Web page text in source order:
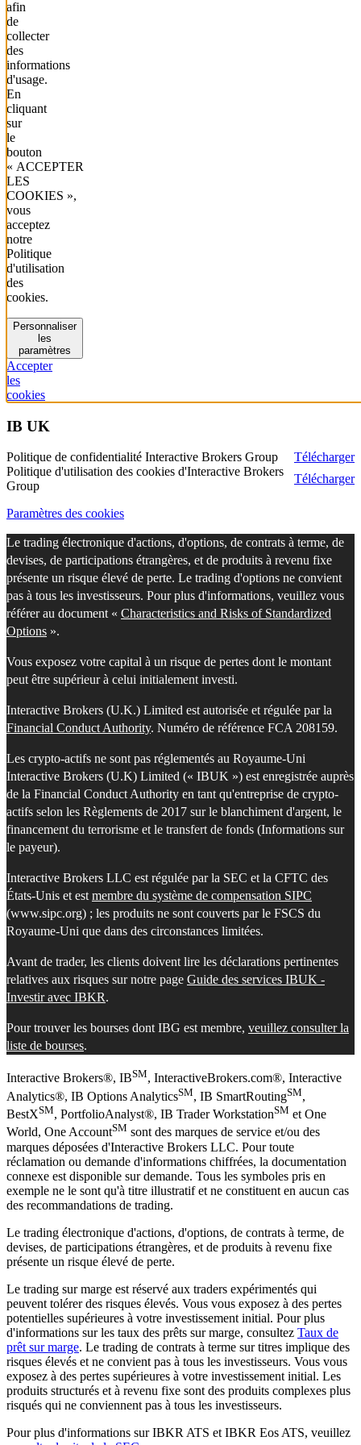
afin
de
collecter
des
informations
d'usage.
En
cliquant
sur
le
bouton
« ACCEPTER
LES
COOKIES »,
vous
acceptez
notre
Politique
d'utilisation
des
cookies.
Personnaliser
les
paramètres
Accepter
les
cookies
IB UK
Politique de confidentialité Interactive Brokers Group
Télécharger
Politique d'utilisation des cookies d'Interactive Brokers
Group
Télécharger
Paramètres des cookies
Le trading électronique d'actions, d'options, de contrats à terme, de
devises, de participations étrangères, et de produits à revenu fixe
présente un risque élevé de perte. Le trading d'options ne convient
pas à tous les investisseurs. Pour plus d'informations, veuillez vous
référer au document « Characteristics and Risks of Standardized
Options ».
Vous exposez votre capital à un risque de pertes dont le montant
peut être supérieur à celui initialement investi.
Interactive Brokers (U.K.) Limited est autorisée et régulée par la
Financial Conduct Authority. Numéro de référence FCA 208159.
Les crypto-actifs ne sont pas réglementés au Royaume-Uni
Interactive Brokers (U.K) Limited (« IBUK ») est enregistrée auprès
de la Financial Conduct Authority en tant qu'entreprise de crypto-
actifs selon les Règlements de 2017 sur le blanchiment d'argent, le
financement du terrorisme et le transfert de fonds (Informations sur
le payeur).
Interactive Brokers LLC est régulée par la SEC et la CFTC des
États-Unis et est membre du système de compensation SIPC
(www.sipc.org) ; les produits ne sont couverts par le FSCS du
Royaume-Uni que dans des circonstances limitées.
Avant de trader, les clients doivent lire les déclarations pertinentes
relatives aux risques sur notre page Guide des services IBUK -
Investir avec IBKR.
Pour trouver les bourses dont IBG est membre, veuillez consulter la
liste de bourses.
Interactive Brokers®, IBSM, InteractiveBrokers.com®, Interactive
Analytics®, IB Options AnalyticsSM, IB SmartRoutingSM,
BestXSM, PortfolioAnalyst®, IB Trader WorkstationSM et One
World, One AccountSM sont des marques de service et/ou des
marques déposées d'Interactive Brokers LLC. Pour toute
réclamation ou demande d'informations chiffrées, la documentation
connexe est disponible sur demande. Tous les symboles pris en
exemple ne le sont qu'à titre illustratif et ne constituent en aucun cas
des recommandations de trading.
Le trading électronique d'actions, d'options, de contrats à terme, de
devises, de participations étrangères, et de produits à revenu fixe
présente un risque élevé de perte.
Le trading sur marge est réservé aux traders expérimentés qui
peuvent tolérer des risques élevés. Vous vous exposez à des pertes
potentielles supérieures à votre investissement initial. Pour plus
d'informations sur les taux des prêts sur marge, consultez Taux de
prêt sur marge. Le trading de contrats à terme sur titres implique des
risques élevés et ne convient pas à tous les investisseurs. Vous vous
exposez à des pertes supérieures à votre investissement initial. Les
produits structurés et à revenu fixe sont des produits complexes plus
risqués qui ne conviennent pas à tous les investisseurs.
Pour plus d'informations sur IBKR ATS et IBKR Eos ATS, veuillez